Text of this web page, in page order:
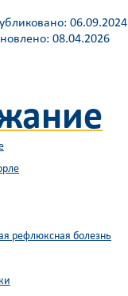
06.09.2024
08.04.2026
рефлюксная болезнь